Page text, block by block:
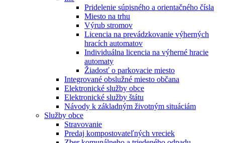
Pridelenie súpisného a orientačného čísla
Miesto na trhu
Výrub stromov
Licencia na prevádzkovanie výherných
hracích automatov
Individuálna licencia na výherné hracie
automaty
Žiadosť o parkovacie miesto
Integrované obslužné miesto občana
Elektronické služby obce
Elektronické služby štátu
Návody k základným životným situáciám
Služby obce
Stravovanie
Predaj kompostovateľných vreciek